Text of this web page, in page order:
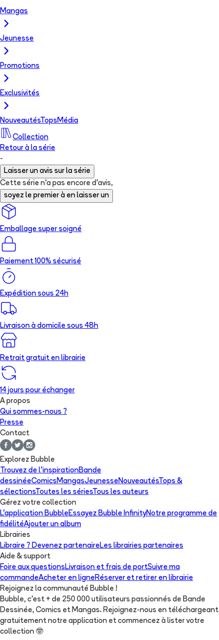
Mangas
Jeunesse
Promotions
Exclusivités
NouveautésTops Média
Collection
Retour à la série
-
Laisser un avis sur la série
Cette série n'a pas encore d'avis,
soyez le premier à en laisser un
Emballage super soigné
Paiement 100% sécurisé
Expédition sous 24h
Livraison à domicile sous 48h
Retrait gratuit en librairie
14 jours pour échanger
A propos
Qui sommes-nous ?
Presse
Contact
Explorez Bubble
Trouvez de l'inspirationBande
dessinéeComics MangasJeunesse NouveautésTops &
sélectionsToutes les sériesTous les auteurs
Gérez votre collection
L'application Bubble Essayez Bubble InfinityNotre programme de
fidélitéAjouter un album
Librairies
Libraire ? Devenez partenaire Les librairies partenaires
Aide & support
Foire aux questions Livraison et frais de portSuivre ma
commandeAcheter en ligne Réserver et retirer en librairie
Rejoignez la communauté Bubble !
Bubble, c'est + de 250 000 utilisateurs passionnés de Bande
Dessinée, Comics et Mangas. Rejoignez-nous en téléchargeant
gratuitement notre application et commencez à lister votre
collection 🤓